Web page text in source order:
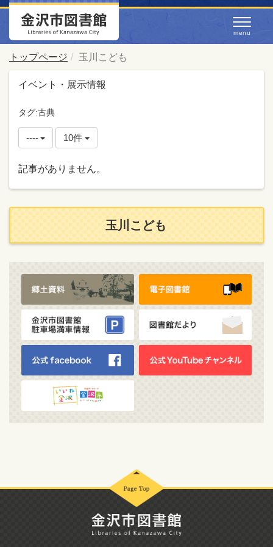
トップページ 玉川こども
イベント・展示情報
タグ:古典
---- 10件
記事がありません。
玉川こども